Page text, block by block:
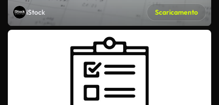
iStock Scaricamento